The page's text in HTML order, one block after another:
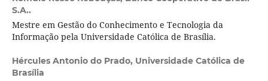
S.A..
Mestre em Gestão do Conhecimento e Tecnologia da
Informação pela Universidade Católica de Brasília.
Hércules Antonio do Prado, Universidade Católica de
Brasília